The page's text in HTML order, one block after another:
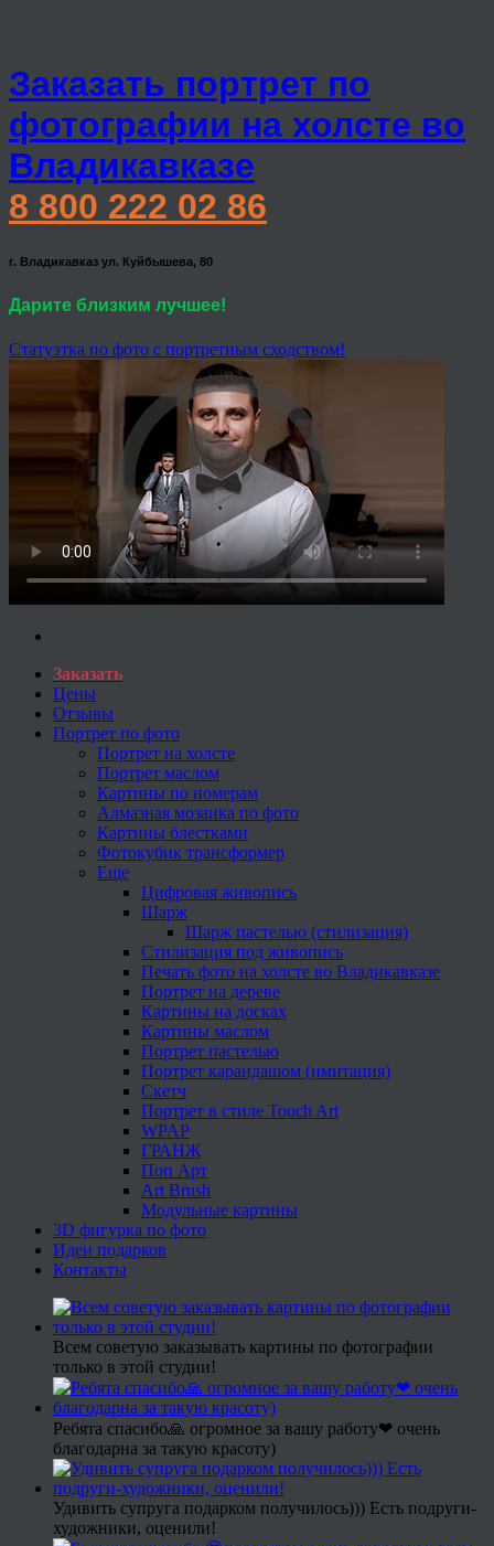
Заказать портрет по
фотографии на холсте во
Владикавказе
8 800 222 02 86
г. Владикавказ ул. Куйбышева, 80
Дарите близким лучшее!
Статуэтка по фото с портретным сходством!
Заказать
Цены
Отзывы
Портрет по фото
Портрет на холсте
Портрет маслом
Картины по номерам
Алмазная мозаика по фото
Картины блестками
Фотокубик трансформер
Еще
Цифровая живопись
Шарж
Шарж пастелью (стилизация)
Стилизация под живопись
Печать фото на холсте во Владикавказе
Портрет на дереве
Картины на досках
Картины маслом
Портрет пастелью
Портрет карандашом (имитация)
Скетч
Портрет в стиле Touch Art
WPAP
ГРАНЖ
Поп Арт
Art Brush
Модульные картины
3D фигурка по фото
Идеи подарков
Контакты
Всем советую заказывать картины по фотографии
только в этой студии!
Ребята спасибо🙏 огромное за вашу работу❤ очень
благодарна за такую красоту)
Удивить супруга подарком получилось))) Есть подруги-
художники, оценили!